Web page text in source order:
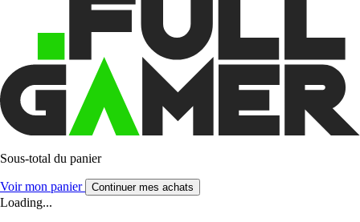
Sous-total du panier
Voir mon panier Continuer mes achats
Loading...